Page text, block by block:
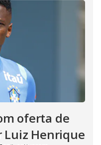
oferta de
Luiz Henrique